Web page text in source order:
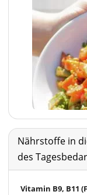
Nährstoffe in
des
Vitamin B9, B11